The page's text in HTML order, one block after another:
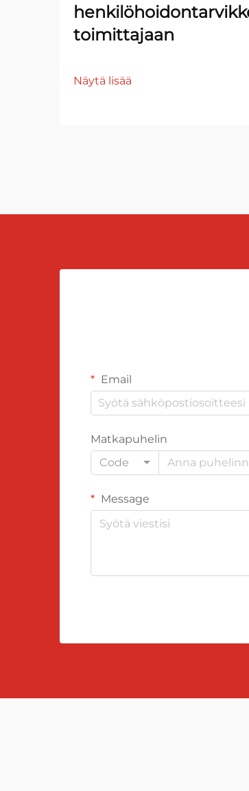
toimittajaan
Näytä lisää
Email
Matkapuhelin
Code
Message